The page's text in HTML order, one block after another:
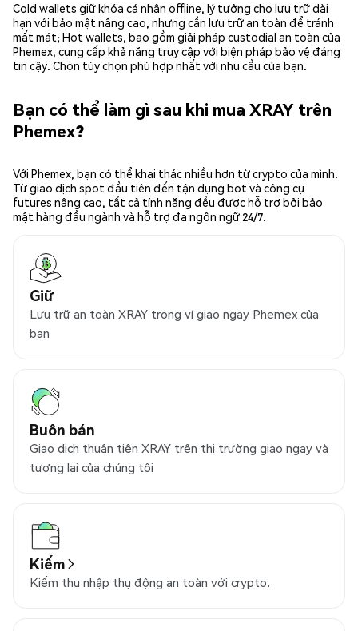
Cold wallets giữ khóa cá nhân offline, lý tưởng cho lưu trữ dài
hạn với bảo mật nâng cao, nhưng cần lưu trữ an toàn để tránh
mất mát; Hot wallets, bao gồm giải pháp custodial an toàn của
Phemex, cung cấp khả năng truy cập với biện pháp bảo vệ đáng
tin cậy. Chọn tùy chọn phù hợp nhất với nhu cầu của bạn.
Bạn có thể làm gì sau khi mua XRAY trên
Phemex?
Với Phemex, bạn có thể khai thác nhiều hơn từ crypto của mình.
Từ giao dịch spot đầu tiên đến tận dụng bot và công cụ
futures nâng cao, tất cả tính năng đều được hỗ trợ bởi bảo
mật hàng đầu ngành và hỗ trợ đa ngôn ngữ 24/7.
Giữ
Lưu trữ an toàn XRAY trong ví giao ngay Phemex của
bạn
Buôn bán
Giao dịch thuận tiện XRAY trên thị trường giao ngay và
tương lai của chúng tôi
Kiếm
Kiếm thu nhập thụ động an toàn với crypto.